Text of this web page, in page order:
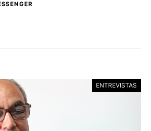
ENTREVISTAS